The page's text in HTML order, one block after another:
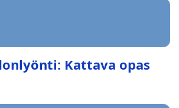
Kattava opas